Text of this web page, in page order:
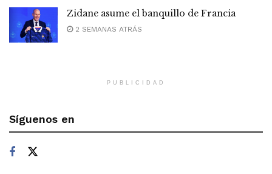
Zidane asume el banquillo de Francia
2 SEMANAS ATRÁS
PUBLICIDAD
Síguenos en